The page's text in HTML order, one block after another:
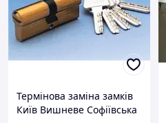
Термінова заміна замків
Київ Вишневе Софіївська